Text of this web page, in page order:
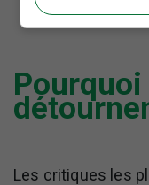
Les critiques les